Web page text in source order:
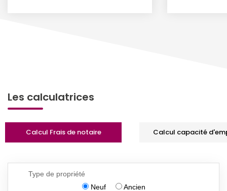
Les calculatrices
Calcul Frais de notaire Calcul capacité